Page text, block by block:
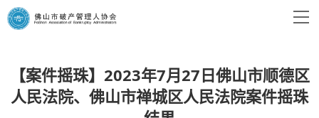
【案件摇珠】2023年7月27日佛山市顺德区
人民法院、佛山市禅城区人民法院案件摇珠